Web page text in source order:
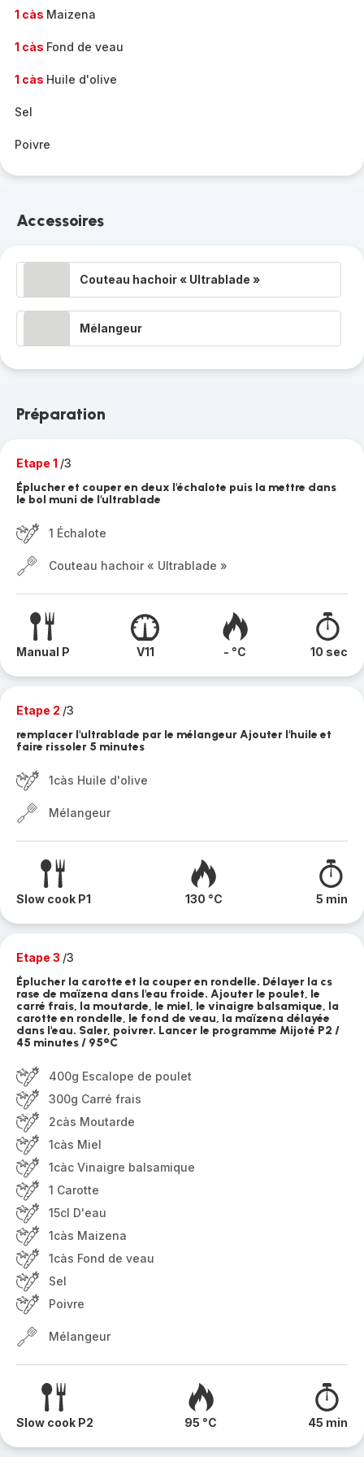
1 càs Maizena
1 càs Fond de veau
1 càs Huile d'olive
Sel
Poivre
Accessoires
Couteau hachoir « Ultrablade »
Mélangeur
Préparation
Etape 1 /3
Éplucher et couper en deux l'échalote puis la mettre dans
le bol muni de l'ultrablade
1 Échalote
Couteau hachoir « Ultrablade »
Manual P V11 - °C 10 sec
Etape 2 /3
remplacer l'ultrablade par le mélangeur Ajouter l'huile et
faire rissoler 5 minutes
1càs Huile d'olive
Mélangeur
Slow cook P1 130 °C 5 min
Etape 3 /3
Éplucher la carotte et la couper en rondelle. Délayer la cs
rase de maïzena dans l'eau froide. Ajouter le poulet, le
carré frais, la moutarde, le miel, le vinaigre balsamique, la
carotte en rondelle, le fond de veau, la maïzena délayée
dans l'eau. Saler, poivrer. Lancer le programme Mijoté P2 /
45 minutes / 95°C
400g Escalope de poulet
300g Carré frais
2càs Moutarde
1càs Miel
1càc Vinaigre balsamique
1 Carotte
15cl D'eau
1càs Maizena
1càs Fond de veau
Sel
Poivre
Mélangeur
Slow cook P2 95 °C 45 min